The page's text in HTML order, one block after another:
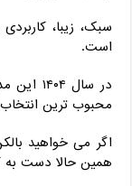
سبک، زیبا،
است.
در سال
محبوب ‌ترین
اگر می ‌خواهید
همین حالا دست ‌به